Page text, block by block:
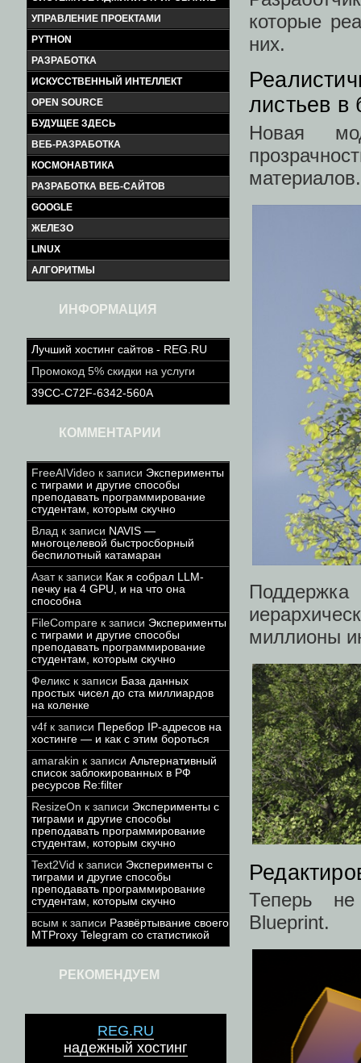
УПРАВЛЕНИЕ ПРОЕКТАМИ
PYTHON
РАЗРАБОТКА
ИСКУССТВЕННЫЙ ИНТЕЛЛЕКТ
OPEN SOURCE
БУДУЩЕЕ ЗДЕСЬ
ВЕБ-РАЗРАБОТКА
КОСМОНАВТИКА
РАЗРАБОТКА ВЕБ-САЙТОВ
GOOGLE
ЖЕЛЕЗО
LINUX
АЛГОРИТМЫ
ИНФОРМАЦИЯ
Лучший хостинг сайтов - REG.RU
Промокод 5% скидки на услуги
39CC-C72F-6342-560A
КОММЕНТАРИИ
FreeAIVideo к записи Эксперименты
с тиграми и другие способы
преподавать программирование
студентам, которым скучно
Влад к записи NAVIS —
многоцелевой быстросборный
беспилотный катамаран
Азатк записи Как я собрал LLM-
печку на 4 GPU, и на что она
способна
FileCompare к записи Эксперименты
с тиграми и другие способы
преподавать программирование
студентам, которым скучно
Феликс к записи База данных
простых чисел до ста миллиардов
на коленке
v4f к записи Перебор IP-адресов на
хостинге — и как с этим бороться
amarakin к записи Альтернативный
список заблокированных в РФ
ресурсов Re:filter
ResizeOn к записи Эксперименты с
тиграми и другие способы
преподавать программирование
студентам, которым скучно
Text2Vid к записи Эксперименты с
тиграми и другие способы
преподавать программирование
студентам, которым скучно
всым к записи Развёртывание своего
MTProxy Telegram со статистикой
РЕКОМЕНДУЕМ
REG.RU
надежный хостинг
которые
них.
листьев в
Новая
материалов.
миллионы
Теперь не
Blueprint.